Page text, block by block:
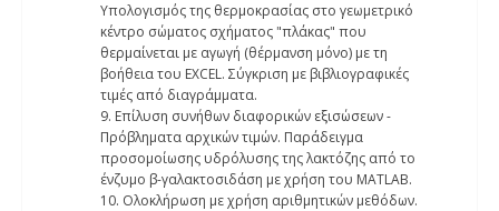
Υπολογισμός της θερμοκρασίας στο γεωμετρικό
κέντρο σώματος σχήματος "πλάκας" που
θερμαίνεται με αγωγή (θέρμανση μόνο) με τη
βοήθεια του EXCEL. Σύγκριση με βιβλιογραφικές
τιμές από διαγράμματα.
9. Επίλυση συνήθων διαφορικών εξισώσεων -
Πρόβληματα αρχικών τιμών. Παράδειγμα
προσομοίωσης υδρόλυσης της λακτόζης από το
ένζυμο β-γαλακτοσιδάση με χρήση του MATLAB.
10. Ολοκλήρωση με χρήση αριθμητικών μεθόδων.